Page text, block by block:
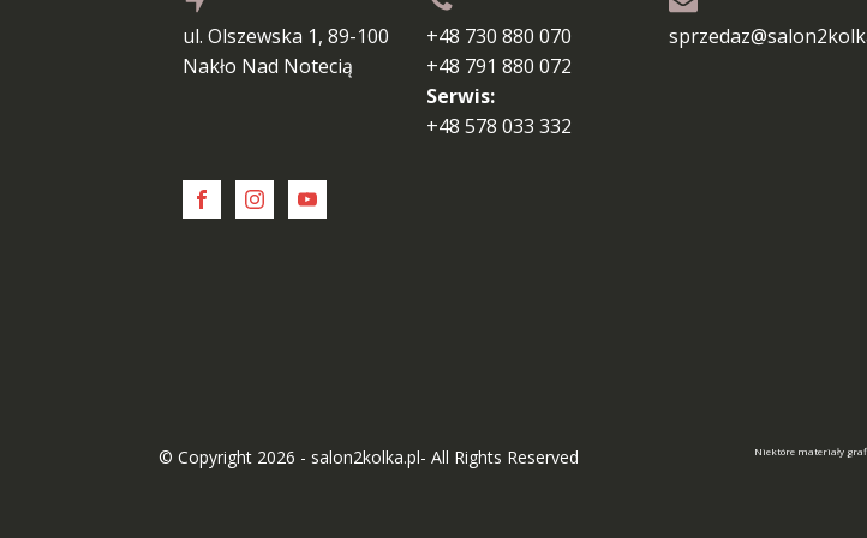
ul. Olszewska 1, 89-100
Nakło Nad Notecią
+48 730 880 070
+48 791 880 072
Serwis:
+48 578 033 332
© Copyright 2026 - salon2kolka.pl- All Rights Reserved Niektóre materiały